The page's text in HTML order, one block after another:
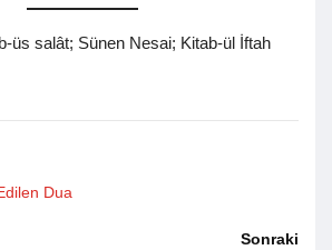
üs salât; Sünen Nesai; Kitab-ül İftah
Dua
Sonraki